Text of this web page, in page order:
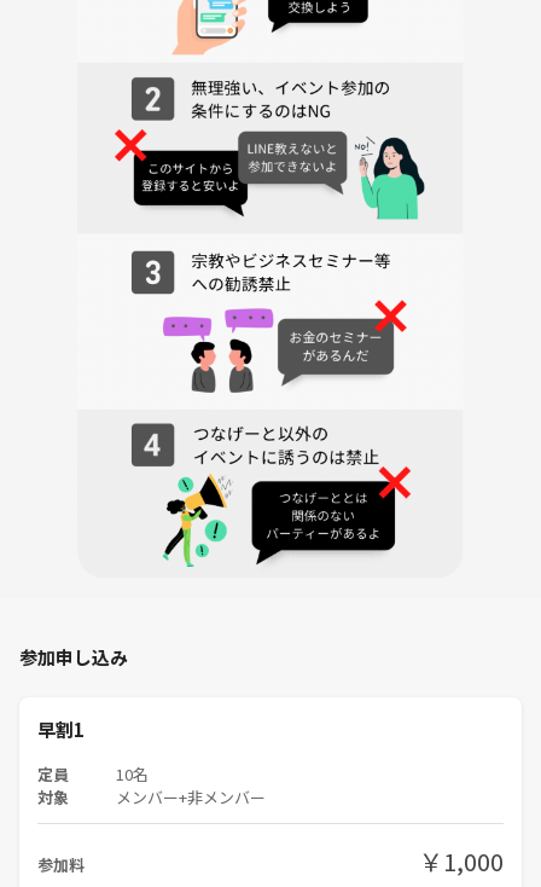
※キャンセルの場合はメッセージではなくイベントのチケット選択画面
※なんらかの理由で入れない場合、開催予定のイベントが開催されない
場合は何らかの形で開催します。みんなで話し合って決めます。
※適宜イベントの様子を撮影いたします。
※営業、勧誘、迷惑行為がある場合はつなげーとに報告の上、今後のイ
ベント参加が不可となります。
イベントの過去の様子は下の画像をご覧ください🙂
参加申し込み
早割1
定員 10名
対象 メンバー+非メンバー
参加料 ￥1,000